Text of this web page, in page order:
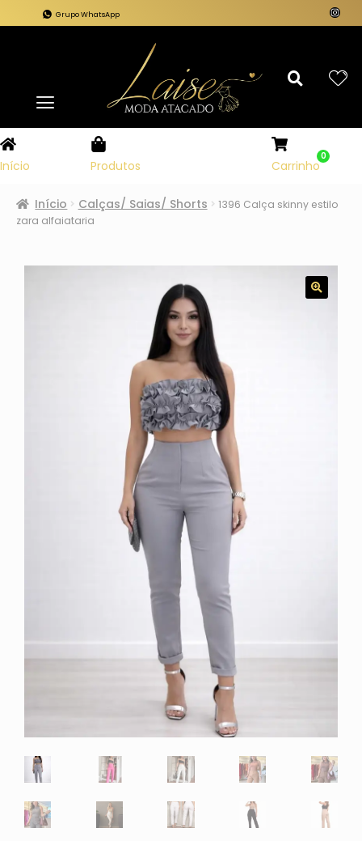
Grupo WhatsApp
Início Produtos Carrinho
0
Início Calças/ Saias/ Shorts
1396 Calça skinny estilo
zara alfaiataria